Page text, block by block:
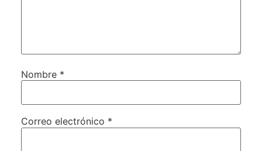
Nombre *
Correo electrónico *